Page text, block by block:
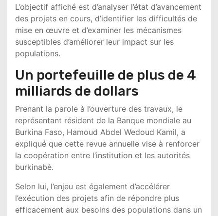
L’objectif affiché est d’analyser l’état d’avancement
des projets en cours, d’identifier les difficultés de
mise en œuvre et d’examiner les mécanismes
susceptibles d’améliorer leur impact sur les
populations.
Un portefeuille de plus de 4
milliards de dollars
Prenant la parole à l’ouverture des travaux, le
représentant résident de la Banque mondiale au
Burkina Faso, Hamoud Abdel Wedoud Kamil, a
expliqué que cette revue annuelle vise à renforcer
la coopération entre l’institution et les autorités
burkinabè.
Selon lui, l’enjeu est également d’accélérer
l’exécution des projets afin de répondre plus
efficacement aux besoins des populations dans un